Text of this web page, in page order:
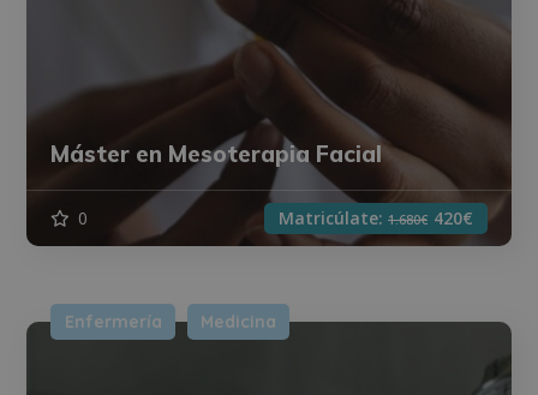
Máster en Mesoterapia Facial
0 Matricúlate: 1.680€ 420€
Enfermería Medicina